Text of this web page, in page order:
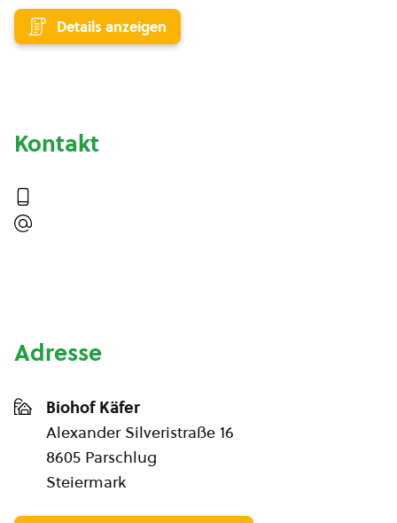
Details anzeigen
Kontakt
Adresse
Biohof Käfer
Alexander Silveristraße 16
8605 Parschlug
Steiermark